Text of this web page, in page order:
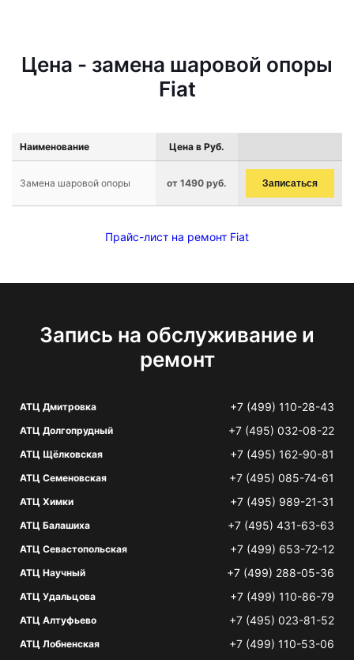
Цена - замена шаровой опоры
Fiat
Наименование Цена в Руб.
Замена шаровой опоры от 1490 руб. Записаться
Прайс-лист на ремонт Fiat
Запись на обслуживание и
ремонт
АТЦ Дмитровка +7 (499) 110-28-43
АТЦ Долгопрудный +7 (495) 032-08-22
АТЦ Щёлковская +7 (495) 162-90-81
АТЦ Семеновская +7 (495) 085-74-61
АТЦ Химки +7 (495) 989-21-31
АТЦ Балашиха +7 (495) 431-63-63
АТЦ Севастопольская +7 (499) 653-72-12
АТЦ Научный +7 (499) 288-05-36
АТЦ Удальцова +7 (499) 110-86-79
АТЦ Алтуфьево +7 (495) 023-81-52
АТЦ Лобненская +7 (499) 110-53-06